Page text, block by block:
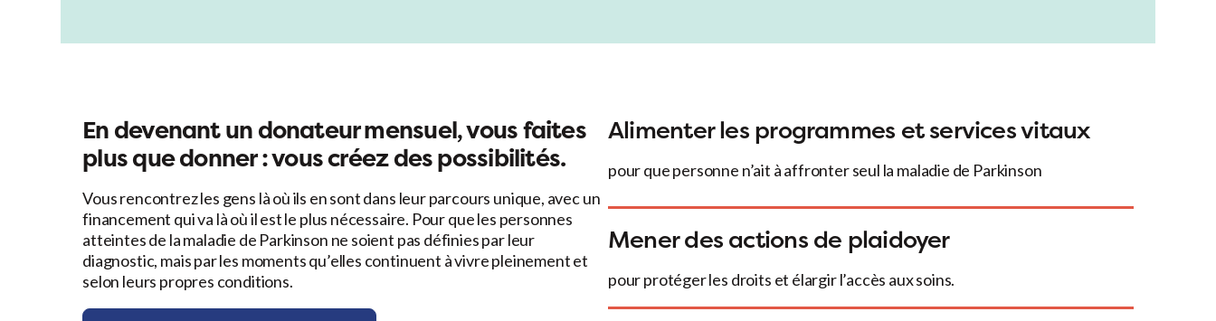
En devenant un donateur mensuel, vous faites
plus que donner : vouscréez des possibilités.
Vous rencontrez les gens là où ils en sont dans leur parcours unique, avec un
financement qui va là où il est le plus nécessaire. Pour que les personnes
atteintes de la maladie de Parkinson ne soient pas définies par leur
diagnostic, mais par les moments qu’elles continuent à vivre pleinement et
selon leurs propres conditions.
Alimenter les programmes et services vitaux
pour que personne n’ait à affronter seul la maladie de Parkinson
Mener des actions de plaidoyer
pour protéger les droits et élargir l’accès aux soins.